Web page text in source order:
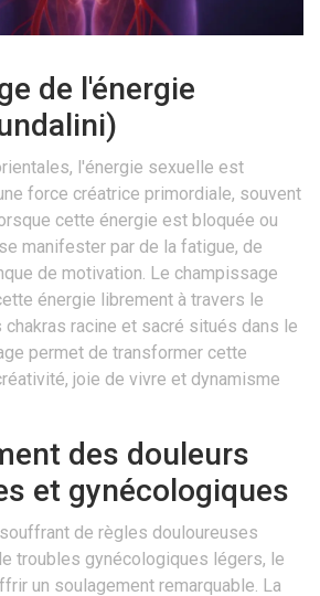
de l'énergie
l'énergie sexuelle est
force créatrice primordiale, souvent
cette énergie est bloquée ou
manifester par de la fatigue, de
de motivation. Le champissage
énergie librement à travers le
chakras racine et sacré situés dans le
permet de transformer cette
joie de vivre et dynamisme
des douleurs
et gynécologiques
de règles douloureuses
troubles gynécologiques légers, le
un soulagement remarquable. La